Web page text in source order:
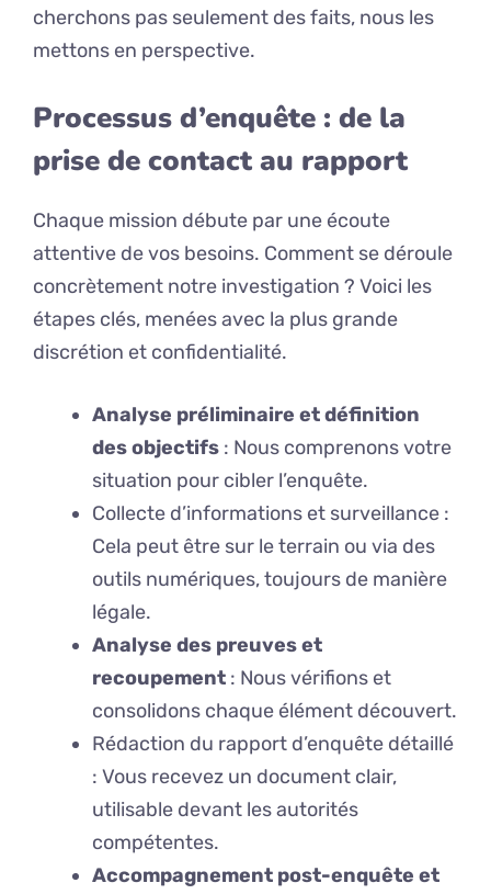
cherchons pas seulement des faits, nous les
mettons en perspective.
Processus d’enquête : de la
prise de contact au rapport
Chaque mission débute par une écoute
attentive de vos besoins. Comment se déroule
concrètement notre investigation ? Voici les
étapes clés, menées avec la plus grande
discrétion et confidentialité.
Analyse préliminaire et définition
des objectifs : Nous comprenons votre
situation pour cibler l’enquête.
Collecte d’informations et surveillance :
Cela peut être sur le terrain ou via des
outils numériques, toujours de manière
légale.
Analyse des preuves et
recoupement : Nous vérifions et
consolidons chaque élément découvert.
Rédaction du rapport d’enquête détaillé
: Vous recevez un document clair,
utilisable devant les autorités
compétentes.
Accompagnement post-enquête et